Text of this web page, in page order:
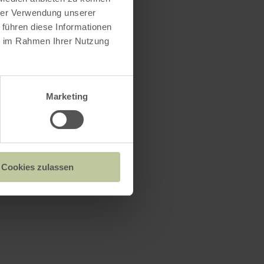
Verwendung unserer
diese Informationen
Rahmen Ihrer Nutzung
Marketing
Cookies zulassen